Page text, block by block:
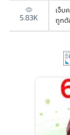
5.83K
เจ็บ
ถูกต้